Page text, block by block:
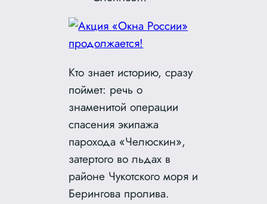
Кто знает историю, сразу
поймет: речь о
знаменитой операции
спасения экипажа
парохода «Челюскин»,
затертого во льдах в
районе Чукотского моря и
Берингова пролива.